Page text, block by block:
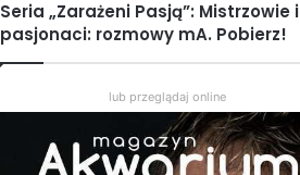
Seria „Zarażeni Pasją”: Mistrzowie i
pasjonaci: rozmowy mA. Pobierz!
lub przeglądaj online